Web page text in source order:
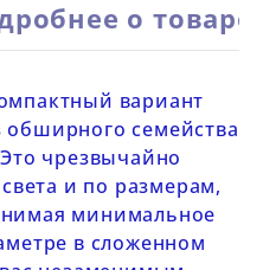
о товаре
вариант
обширного семейства
чрезвычайно
и по размерам,
минимальное
в сложенном